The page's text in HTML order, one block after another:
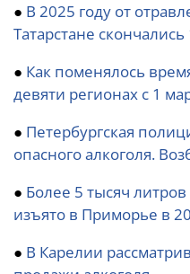
● В 2025 году от
Татарстане
● Как поменялось
девяти регионах с 1
● Петербургская
опасного алкоголя.
● Более 5 тысяч
изъято в Приморье в
● В Карелии